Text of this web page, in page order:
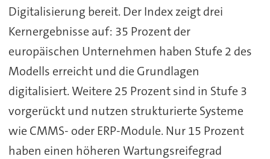
Digitalisierung bereit. Der Index zeigt drei
Kernergebnisse auf: 35 Prozent der
europäischen Unternehmen haben Stufe 2 des
Modells erreicht und die Grundlagen
digitalisiert. Weitere 25 Prozent sind in Stufe 3
vorgerückt und nutzen strukturierte Systeme
wie CMMS- oder ERP-Module. Nur 15 Prozent
haben einen höheren Wartungsreifegrad